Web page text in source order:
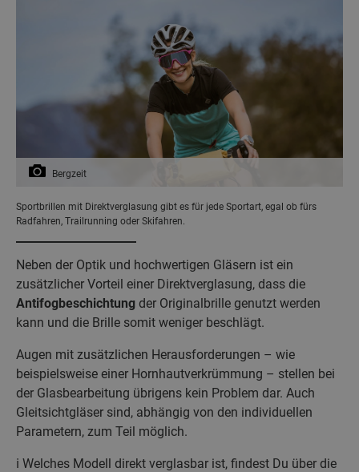
Bergzeit
Sportbrillen mit Direktverglasung gibt es für jede Sportart, egal ob fürs
Radfahren, Trailrunning oder Skifahren.
Neben der Optik und hochwertigen Gläsern ist ein
zusätzlicher Vorteil einer Direktverglasung, dass die
Antifogbeschichtung der Originalbrille genutzt werden
kann und die Brille somit weniger beschlägt.
Augen mit zusätzlichen Herausforderungen – wie
beispielsweise einer Hornhautverkrümmung – stellen bei
der Glasbearbeitung übrigens kein Problem dar. Auch
Gleitsichtgläser sind, abhängig von den individuellen
Parametern, zum Teil möglich.
ℹ️ Welches Modell direkt verglasbar ist, findest Du über die